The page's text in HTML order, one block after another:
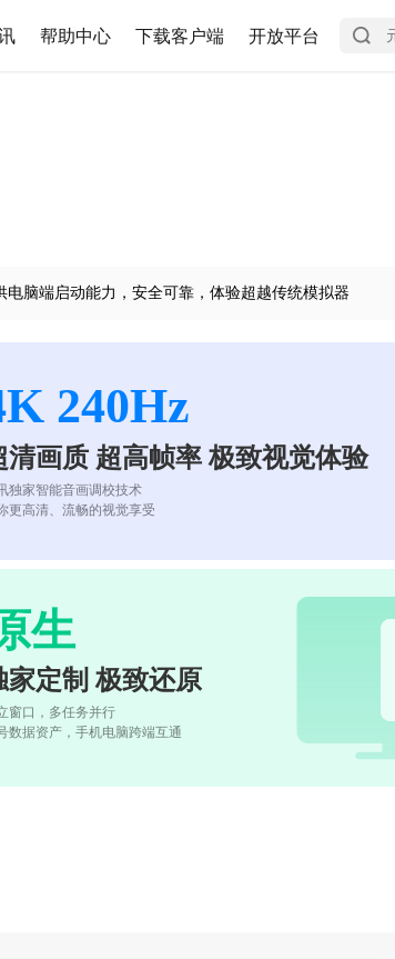
帮助中心 下载客户端 开放平台
脑端启动能力，安全可靠，体验超越传统模拟器
240Hz
清画质 超高帧率 极致视觉体验
独家智能音画调校技术
更高清、流畅的视觉享受
生
家定制 极致还原
窗口，多任务并行
数据资产，手机电脑跨端互通